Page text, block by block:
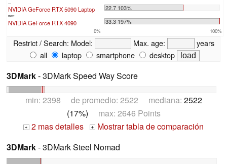
NVIDIA GeForce RTX 5090 Laptop 22.7 103%
max:
NVIDIA GeForce RTX 4090 33.3 197%
0% 100%
Restrict / Search: Model: Max. age:
years
all
laptop smartphone desktop
3DMark- 3DMark Speed Way Score
min: 2398 de promedio: 2522 mediana: 2522
(17%) max: 2646 Points
+ 2 mas detalles +
Mostrar tabla de comparación
3DMark- 3DMark Steel Nomad